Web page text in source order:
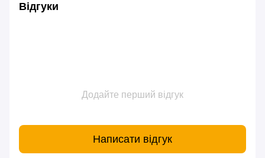
Відгуки
Додайте перший відгук
Написати відгук